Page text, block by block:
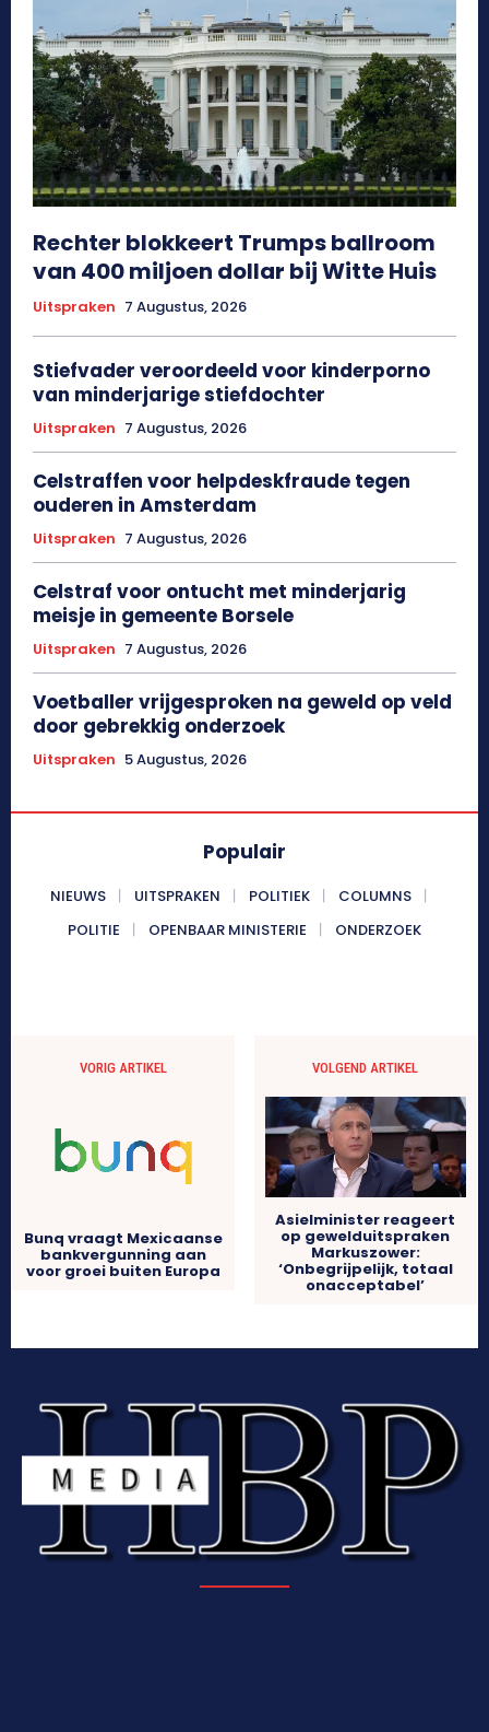
Rechter blokkeert Trumps ballroom
van 400 miljoen dollar bij Witte Huis
Uitspraken 7 Augustus, 2026
Stiefvader veroordeeld voor kinderporno
van minderjarige stiefdochter
Uitspraken 7 Augustus, 2026
Celstraffen voor helpdeskfraude tegen
ouderen in Amsterdam
Uitspraken 7 Augustus, 2026
Celstraf voor ontucht met minderjarig
meisje in gemeente Borsele
Uitspraken 7 Augustus, 2026
Voetballer vrijgesproken na geweld op veld
door gebrekkig onderzoek
Uitspraken 5 Augustus, 2026
Populair
NIEUWS UITSPRAKEN POLITIEK
COLUMNS
POLITIE
OPENBAAR MINISTERIE ONDERZOEK
VORIG ARTIKEL
Bunq vraagt Mexicaanse
bankvergunning aan
voor groei buiten Europa
VOLGEND ARTIKEL
Asielminister reageert
op gewelduitspraken
Markuszower:
‘Onbegrijpelijk, totaal
onacceptabel’